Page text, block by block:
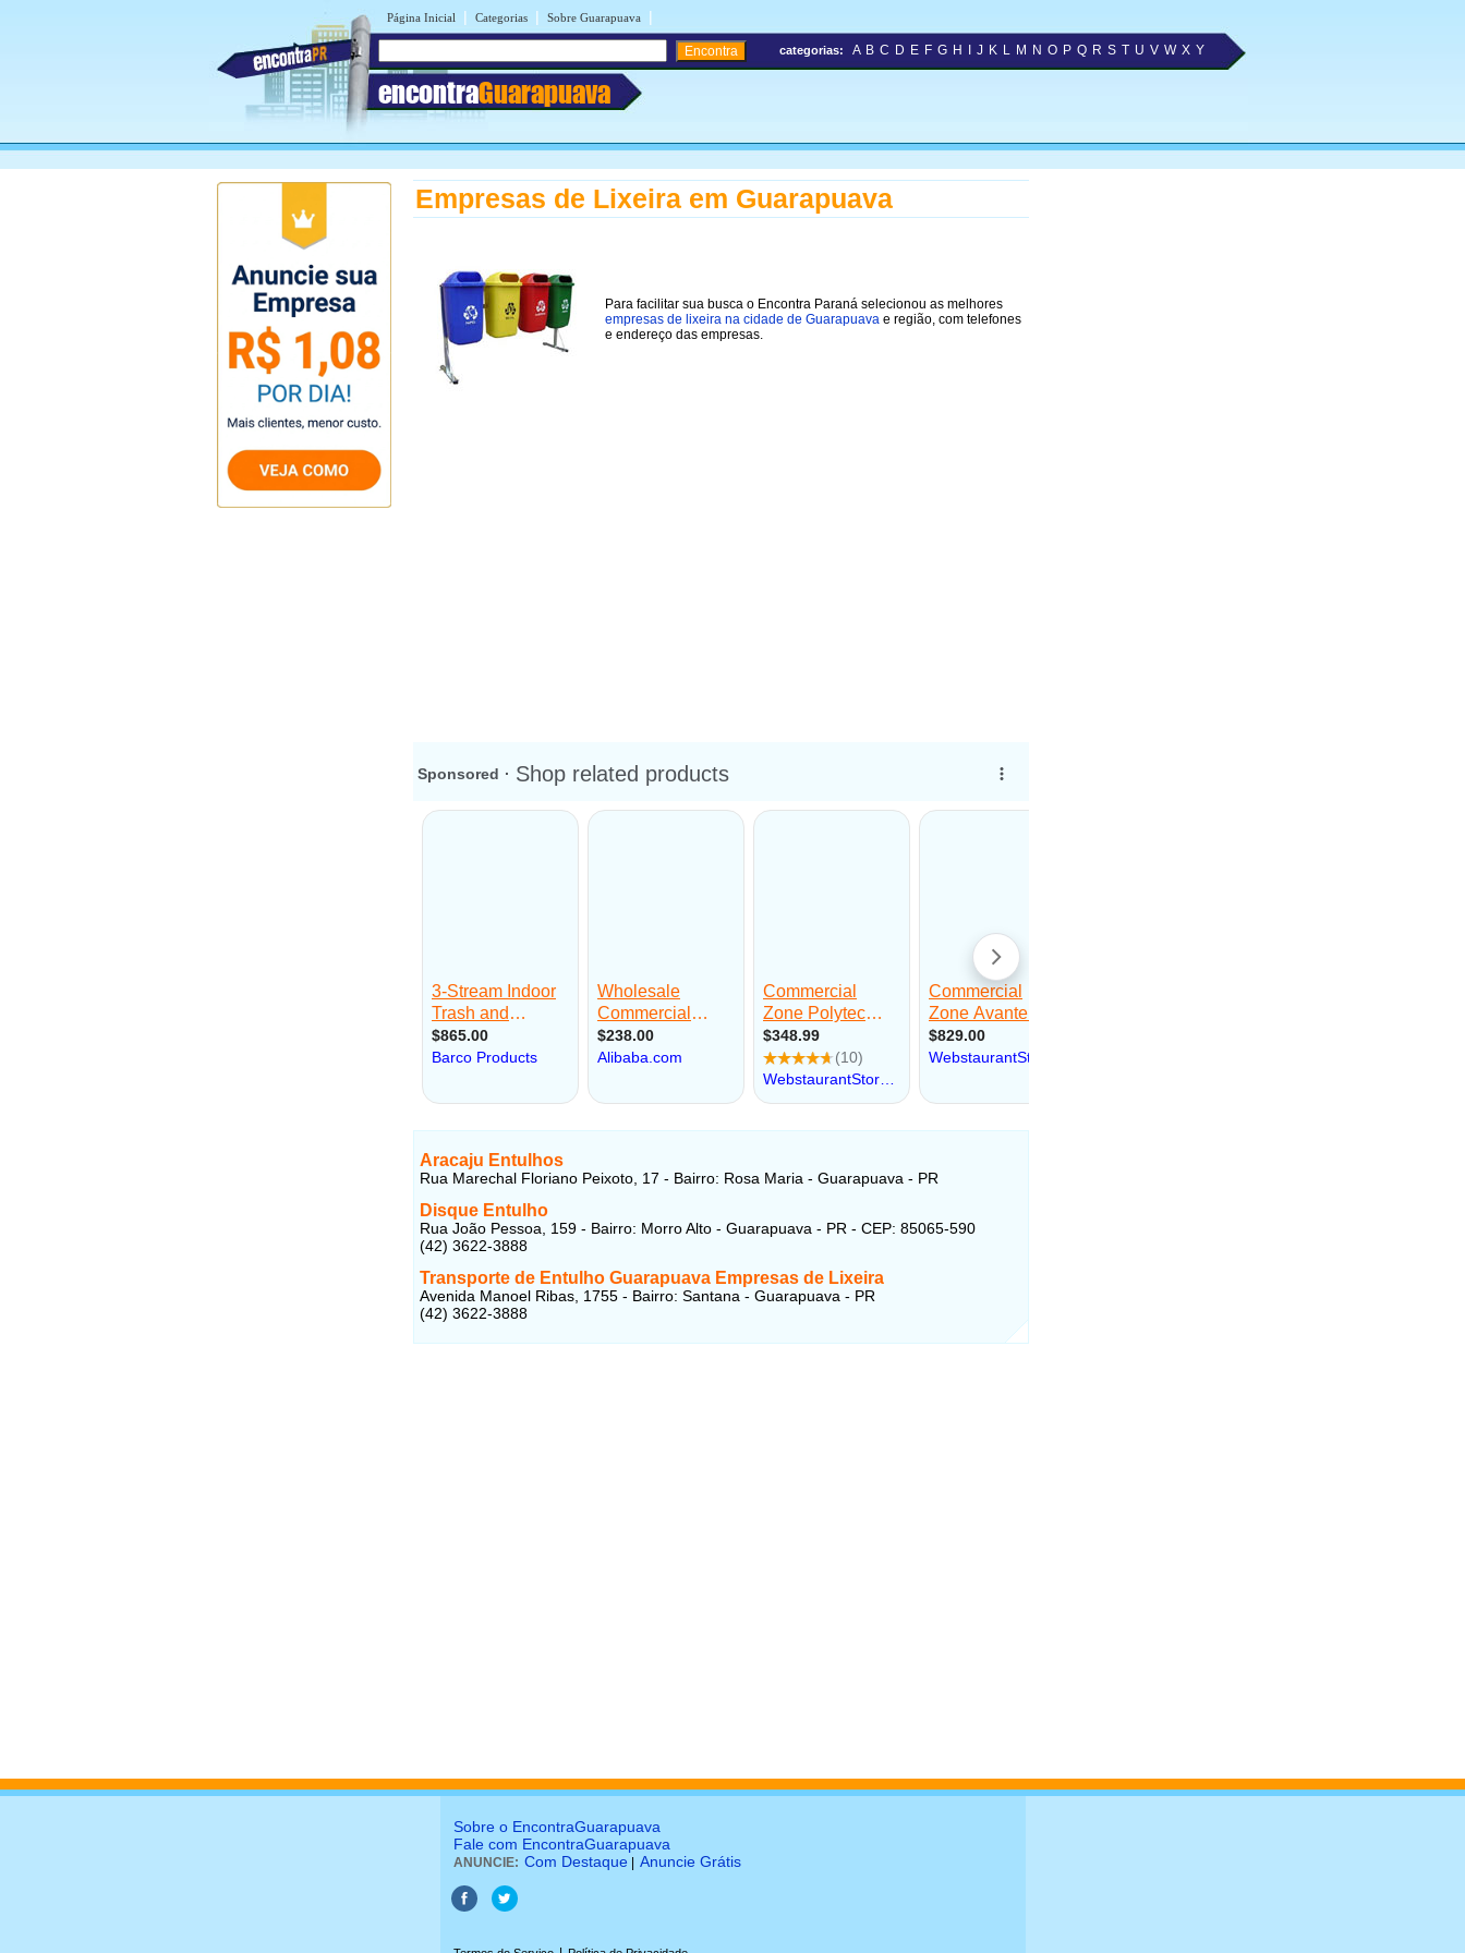
Página Inicial | Categorias | Sobre Guarapuava |
encontraGuarapuava
categorias: A B C D E F G H J K L M N O P Q R S T U V W X Y
Empresas de Lixeira em Guarapuava
Para facilitar sua busca o Encontra Paraná selecionou as melhores
empresas de lixeira na cidade de Guarapuava e região, com telefones
e endereço das empresas.
Aracaju Entulhos
Rua Marechal Floriano Peixoto, 17 - Bairro: Rosa Maria - Guarapuava - PR
Disque Entulho
Rua João Pessoa, 159 - Bairro: Morro Alto - Guarapuava - PR - CEP: 85065-590
(42) 3622-3888
Transporte de Entulho Guarapuava Empresas de Lixeira
Avenida Manoel Ribas, 1755 - Bairro: Santana - Guarapuava - PR
(42) 3622-3888
Sobre o EncontraGuarapuava
Fale com EncontraGuarapuava
ANUNCIE: Com Destaque Anuncie Grátis